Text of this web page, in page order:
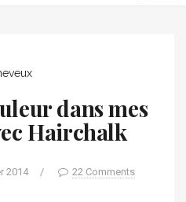
dans mes
Hairchalk
2014 / 22 Comments